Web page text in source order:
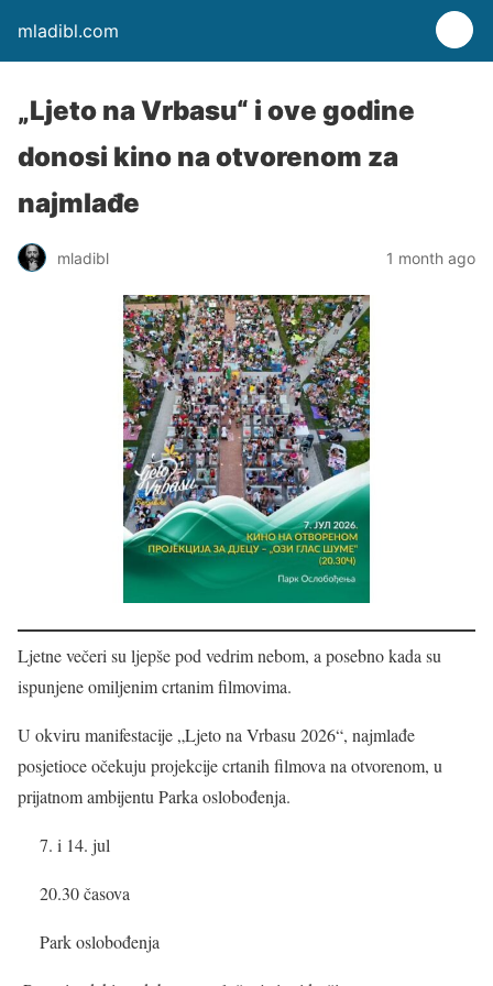
mladibl.com
„Ljeto na Vrbasu“ i ove godine
donosi kino na otvorenom za
najmlađe
mladibl 1 month ago
Ljetne večeri su ljepše pod vedrim nebom, a posebno kada su
ispunjene omiljenim crtanim filmovima.
U okviru manifestacije „Ljeto na Vrbasu 2026“, najmlađe
posjetioce očekuju projekcije crtanih filmova na otvorenom, u
prijatnom ambijentu Parka oslobođenja.
7. i 14. jul
20.30 časova
Park oslobođenja